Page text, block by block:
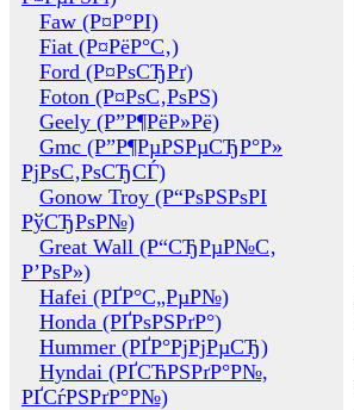
Faw (Р¤Р°РІ)
Fiat (Р¤РёР°С‚)
Ford (Р¤РѕСЂРґ)
Foton (Р¤РѕС‚РѕРЅ)
Geely (Р”Р¶РёР»Рё)
Gmc (Р”Р¶РµРЅРµСЂР°Р»
РјРѕС‚РѕСЂСЃ)
Gonow Troy (Р“РѕРЅРѕРІ
РўСЂРѕР№)
Great Wall (Р“СЂРµР№С‚
Р’РѕР»)
Hafei (РҐР°С„РµР№)
Honda (РҐРѕРЅРґР°)
Hummer (РҐР°РјРјРµСЂ)
Hyndai (РҐСЋРЅРґР°Р№,
РҐСѓРЅРґР°Р№)